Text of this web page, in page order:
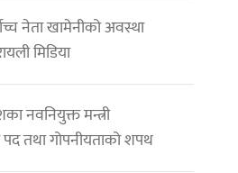
नेता खामेनीको अवस्था
मिडिया
नवनियुक्त मन्त्री
पद तथा गोपनीयताको शपथ